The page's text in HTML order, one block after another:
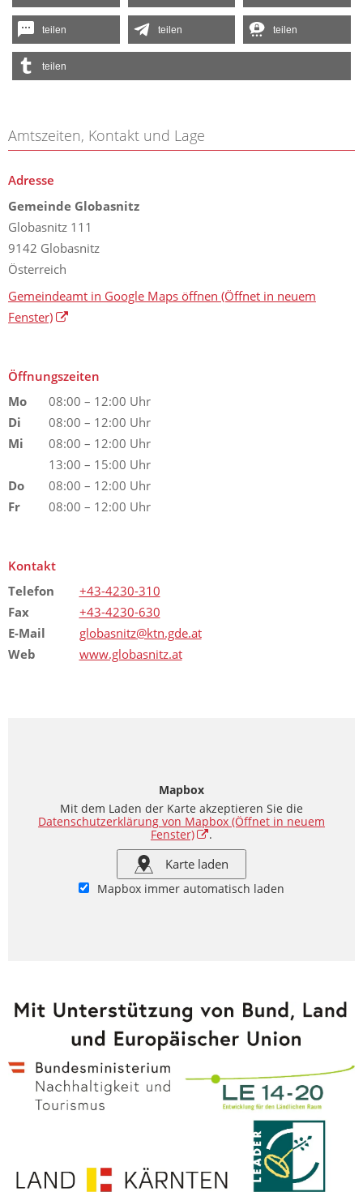
teilen teilen teilen
teilen
Amtszeiten, Kontakt und Lage
Adresse
Gemeinde Globasnitz
Globasnitz 111
9142 Globasnitz
Österreich
Gemeindeamt in Google Maps öffnen (Öffnet in neuem
Fenster)
Öffnungszeiten
Mo
08:00 – 12:00 Uhr
Di
08:00 – 12:00 Uhr
Mi
08:00 – 12:00 Uhr
13:00 – 15:00 Uhr
Do
08:00 – 12:00 Uhr
Fr
08:00 – 12:00 Uhr
Kontakt
Telefon
+43-4230-310
Fax
+43-4230-630
E-Mail
globasnitz@ktn.gde.at
Web
www.globasnitz.at
Mapbox
Mit dem Laden der Karte akzeptieren Sie die
Datenschutzerklärung von Mapbox (Öffnet in neuem
Fenster)
.
Karte laden
Mapbox immer automatisch laden